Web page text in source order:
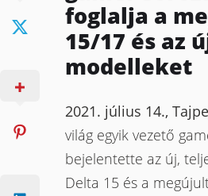
foglalja a
15/17 és az
modelleket
2021. július 14.,
világ egyik vezető
bejelentette az új,
Delta 15 és a